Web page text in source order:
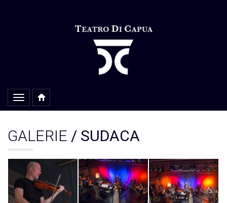
Alterar
navegação
GALERIE / SUDACA